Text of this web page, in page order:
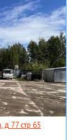
77 стр 65